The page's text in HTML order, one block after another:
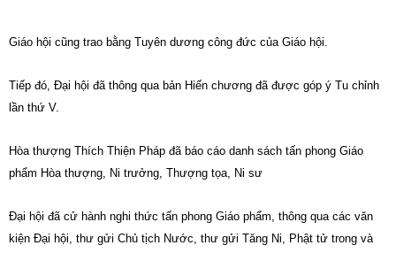
Giáo hội cũng trao bằng Tuyên dương công đức của Giáo hội.
Tiếp đó, Đại hội đã thông qua bản Hiến chương đã được góp ý Tu chỉnh
lần thứ V.
Hòa thượng Thích Thiện Pháp đã báo cáo danh sách tấn phong Giáo
phẩm Hòa thượng, Ni trưởng, Thượng tọa, Ni sư
Đại hội đã cử hành nghi thức tấn phong Giáo phẩm, thông qua các văn
kiện Đại hội, thư gửi Chủ tịch Nước, thư gửi Tăng Ni, Phật tử trong và